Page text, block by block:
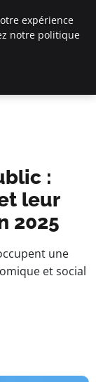
et leur
:
leur
2025
une
et social
expérience
notre politique